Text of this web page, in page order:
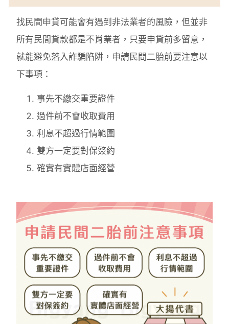
找民間申貸可能會有遇到非法業者的風險，但並非
所有民間貸款都是不肖業者，只要申貸前多留意，
就能避免落入詐騙陷阱，申請民間二胎前要注意以
下事項：
事先不繳交重要證件
過件前不會收取費用
利息不超過行情範圍
雙方一定要對保簽約
確實有實體店面經營